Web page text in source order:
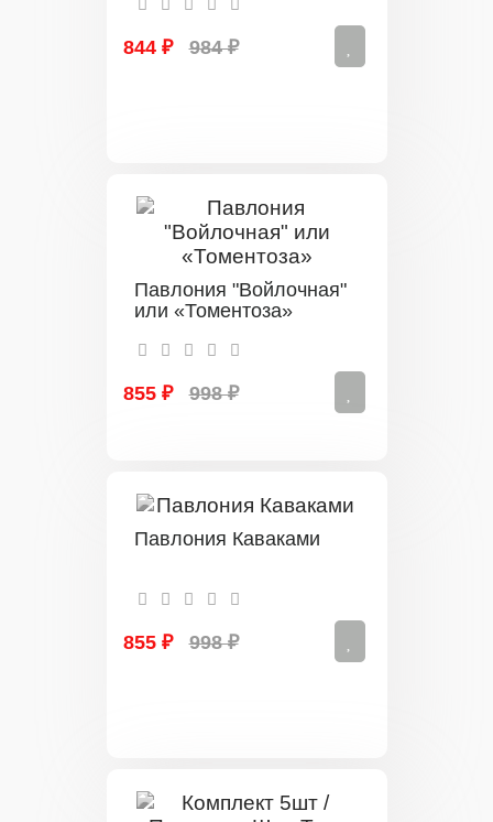
844 ₽ 984 ₽
Павлония "Войлочная"
или «Томентоза»
855 ₽ 998 ₽
Павлония Каваками
855 ₽ 998 ₽